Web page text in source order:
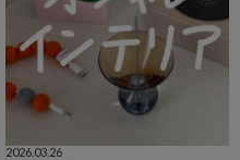
2026.03.26